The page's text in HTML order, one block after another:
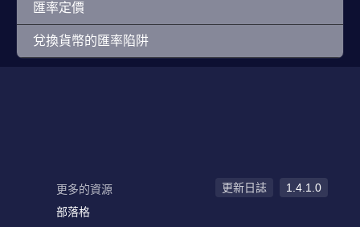
匯率定價
兌換貨幣的匯率陷阱
更多的資源
部落格
更新日誌 1.4.1.0